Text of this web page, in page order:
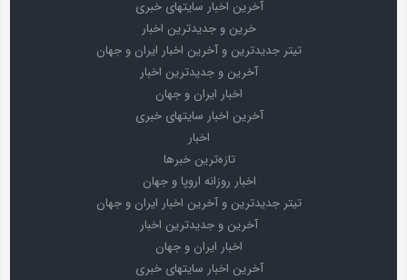
آخرین اخبار سایتهای خبری
خرین و جدیدترین اخبار
تیتر جدیدترین و آخرین اخبار ایران و جهان
آخرین و جدیدترین اخبار
اخبار ایران و جهان
آخرین اخبار سایتهای خبری
اخبار
تازه‌ترین خبرها
اخبار روزانه اروپا و جهان
تیتر جدیدترین و آخرین اخبار ایران و جهان
آخرین و جدیدترین اخبار
اخبار ایران و جهان
آخرین اخبار سایتهای خبری